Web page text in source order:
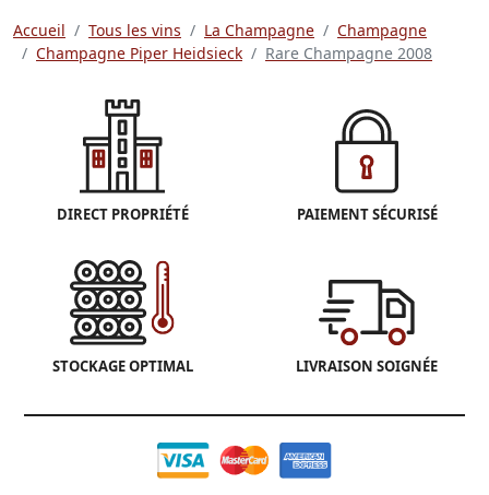
Accueil Tous les vins La Champagne
Champagne
Champagne Piper Heidsieck
Rare Champagne 2008
DIRECT PROPRIÉTÉ PAIEMENT SÉCURISÉ
STOCKAGE OPTIMAL LIVRAISON SOIGNÉE